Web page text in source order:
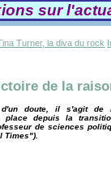
sur
Turner, la diva du rock
de la
doute, il s'agit de
place depuis la
de sciences
Times").